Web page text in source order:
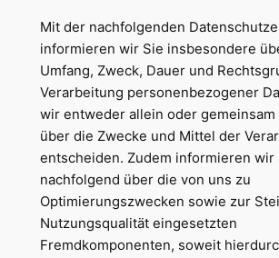
Mit der nachfolgenden
informieren wir Sie insbesondere
Umfang, Zweck, Dauer und
Verarbeitung personenbezogener
wir entweder allein oder gemeinsam
über die Zwecke und Mittel der
entscheiden. Zudem informieren wir
nachfolgend über die von uns zu
Optimierungszwecken sowie zur
Nutzungsqualität eingesetzten
Fremdkomponenten, soweit